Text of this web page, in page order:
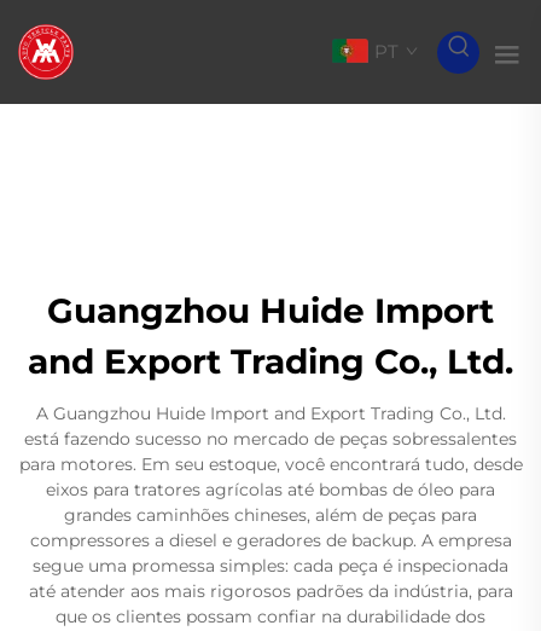
PT
Guangzhou Huide Import
and Export Trading Co., Ltd.
A Guangzhou Huide Import and Export Trading Co., Ltd.
está fazendo sucesso no mercado de peças sobressalentes
para motores. Em seu estoque, você encontrará tudo, desde
eixos para tratores agrícolas até bombas de óleo para
grandes caminhões chineses, além de peças para
compressores a diesel e geradores de backup. A empresa
segue uma promessa simples: cada peça é inspecionada
até atender aos mais rigorosos padrões da indústria, para
que os clientes possam confiar na durabilidade dos